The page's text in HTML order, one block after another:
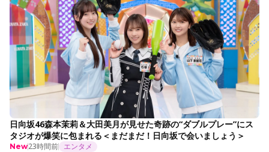
日向坂46森本茉莉＆大田美月が見せた奇跡の“ダブルプレー”にス
タジオが爆笑に包まれる＜まだまだ！日向坂で会いましょう＞
New23時間前 エンタメ